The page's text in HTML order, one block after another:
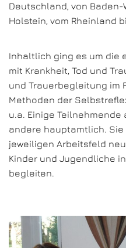
Deutschland, von
Holstein, vom Rheinland
Inhaltlich ging es um die
mit Krankheit, Tod und
und Trauerbegleitung im
Methoden der
u.a. Einige
andere hauptamtlich. Sie
jeweiligen Arbeitsfeld
Kinder und Jugendliche
begleiten.